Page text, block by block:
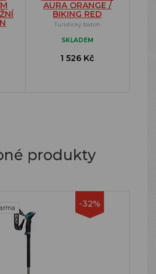
AURA ORANGE /
BIKING RED
Turistický batoh
SKLADEM
1 526 Kč
produkty
-32%